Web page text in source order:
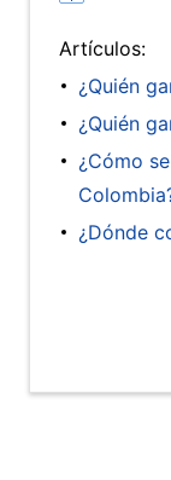
Artículos:
¿Quién
¿Quién
¿Cómo
¿Dónde